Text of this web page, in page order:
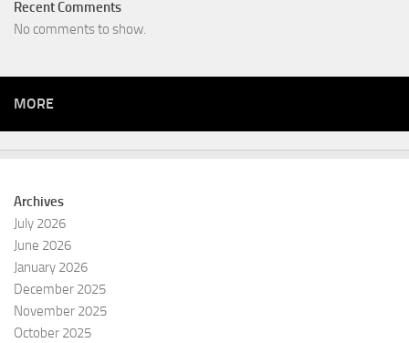
Recent Comments
No comments to show.
MORE
Archives
July 2026
June 2026
January 2026
December 2025
November 2025
October 2025